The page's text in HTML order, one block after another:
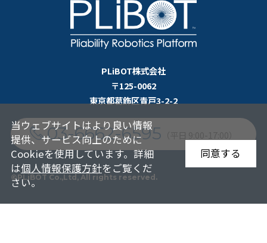
PLiBOT株式会社
〒125-0062
東京都葛飾区青戸3-2-2
03-6662-6595
©PLiBOT Co.,Ltd, All rights reserved.
当ウェブサイトはより良い情報
提供、サービス向上のために
Cookieを使用しています。詳細
は個人情報保護方針をご覧くだ
さい。
同意する